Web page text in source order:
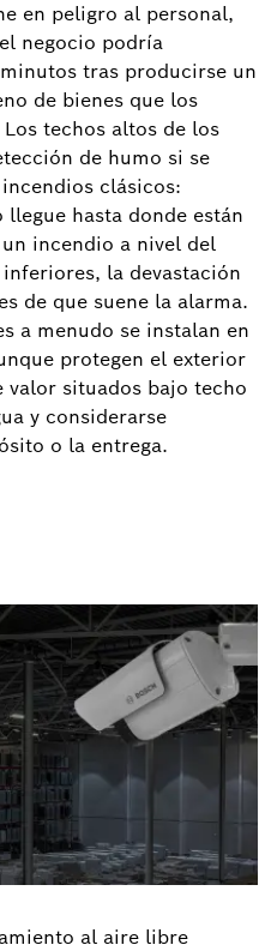
en peligro al personal,
negocio podría
tras producirse un
de bienes que los
techos altos de los
de humo si se
clásicos:
hasta donde están
incendio a nivel del
la devastación
de que suene la alarma.
a menudo se instalan en
protegen el exterior
situados bajo techo
y considerarse
o la entrega.
al aire libre